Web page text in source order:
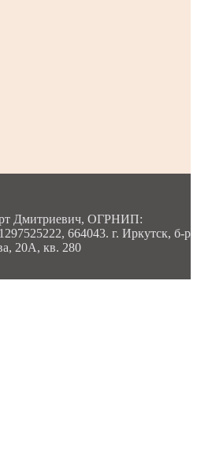
Дмитриевич, ОГРНИП:
664043. г. Иркутск, б-р
20А, кв. 280